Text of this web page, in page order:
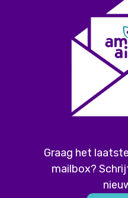
Graag het
mailbox?